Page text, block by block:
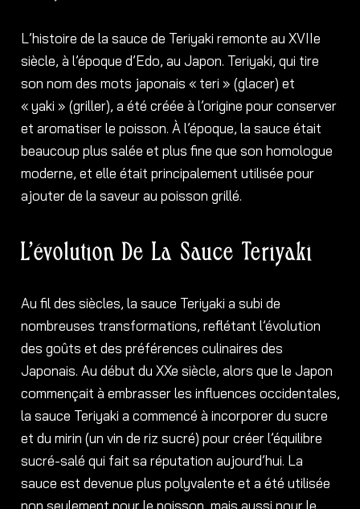
L’histoire de la sauce de Teriyaki remonte au XVIIe
siècle, à l’époque d’Edo, au Japon. Teriyaki, qui tire
son nom des mots japonais « teri » (glacer) et
« yaki » (griller), a été créée à l’origine pour conserver
et aromatiser le poisson. À l’époque, la sauce était
beaucoup plus salée et plus fine que son homologue
moderne, et elle était principalement utilisée pour
ajouter de la saveur au poisson grillé.
L’évolution De La Sauce Teriyaki
Au fil des siècles, la sauce Teriyaki a subi de
nombreuses transformations, reflétant l’évolution
des goûts et des préférences culinaires des
Japonais. Au début du XXe siècle, alors que le Japon
commençait à embrasser les influences occidentales,
la sauce Teriyaki a commencé à incorporer du sucre
et du mirin (un vin de riz sucré) pour créer l’équilibre
sucré-salé qui fait sa réputation aujourd’hui. La
sauce est devenue plus polyvalente et a été utilisée
non seulement pour le poisson, mais aussi pour le